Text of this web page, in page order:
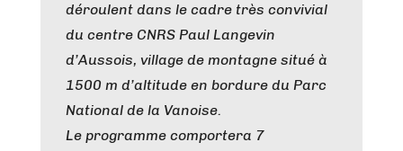
déroulent dans le cadre très convivial
du centre CNRS Paul Langevin
d’Aussois, village de montagne situé à
1500 m d’altitude en bordure du Parc
National de la Vanoise.
Le programme comportera 7